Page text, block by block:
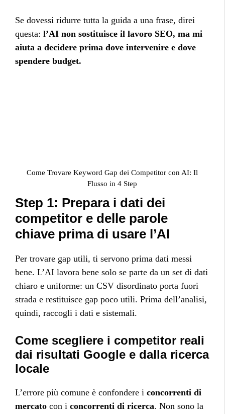
Se dovessi ridurre tutta la guida a una frase, direi
questa: l’AI non sostituisce il lavoro SEO, ma mi
aiuta a decidere prima dove intervenire e dove
spendere budget.
Come Trovare Keyword Gap dei Competitor con AI: Il
Flusso in 4 Step
Step 1: Prepara i dati dei
competitor e delle parole
chiave prima di usare l’AI
Per trovare gap utili, ti servono prima dati messi
bene. L’AI lavora bene solo se parte da un set di dati
chiaro e uniforme: un CSV disordinato porta fuori
strada e restituisce gap poco utili. Prima dell’analisi,
quindi, raccogli i dati e sistemali.
Come scegliere i competitor reali
dai risultati Google e dalla ricerca
locale
L’errore più comune è confondere i concorrenti di
mercato con i concorrenti di ricerca. Non sono la